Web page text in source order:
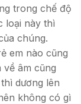
trong chế độ
loại này thì
chúng.
em nào cũng
âm cũng
dương lên
không có gì